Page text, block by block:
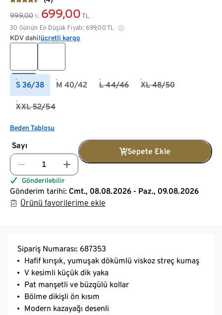
999,00 TL 699,00 TL
30 Günün En Düşük Fiyatı: 699,00 TL
KDV dahilücretli kargo
S 36/38 M 40/42 L 44/46 XL 48/50
XXL 52/54
Beden Tablosu
Sayı
Sepete Ekle
Gönderilebilir
Gönderim tarihi: Cmt., 08.08.2026 - Paz., 09.08.2026
Ürünü favorilerime ekle
Sipariş Numarası: 687353
Hafif kırışık, yumuşak dökümlü viskoz streç kumaş
V kesimli küçük dik yaka
Pat manşetli ve büzgülü kollar
Bölme dikişli ön kısım
Modern kazayağı desenli